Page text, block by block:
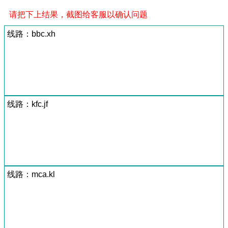
请把下上结果，截图给客服以确认问题
线路：bbc.xh
线路：kfc.jf
线路：mca.kl